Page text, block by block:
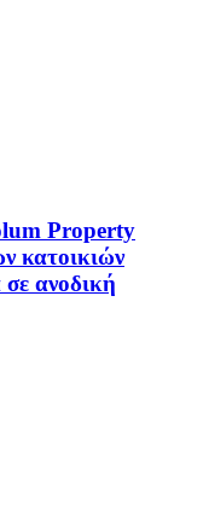
Property
κατοικιών
σε ανοδική